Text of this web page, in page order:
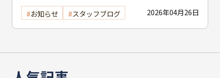
2026年04月26日
お知らせ スタッフブログ